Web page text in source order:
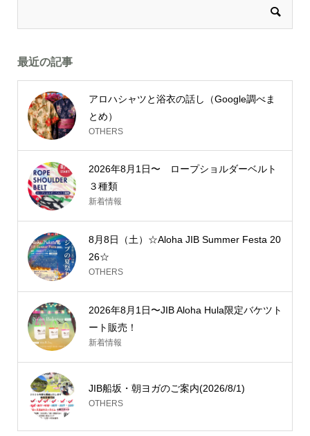
最近の記事
アロハシャツと浴衣の話し（Google調べま
とめ）
OTHERS
2026年8月1日〜 ロープショルダーベルト
３種類
新着情報
8月8日（土）☆Aloha JIB Summer Festa 20
26☆
OTHERS
2026年8月1日〜JIB Aloha Hula限定バケツト
ート販売！
新着情報
JIB船坂・朝ヨガのご案内(2026/8/1)
OTHERS